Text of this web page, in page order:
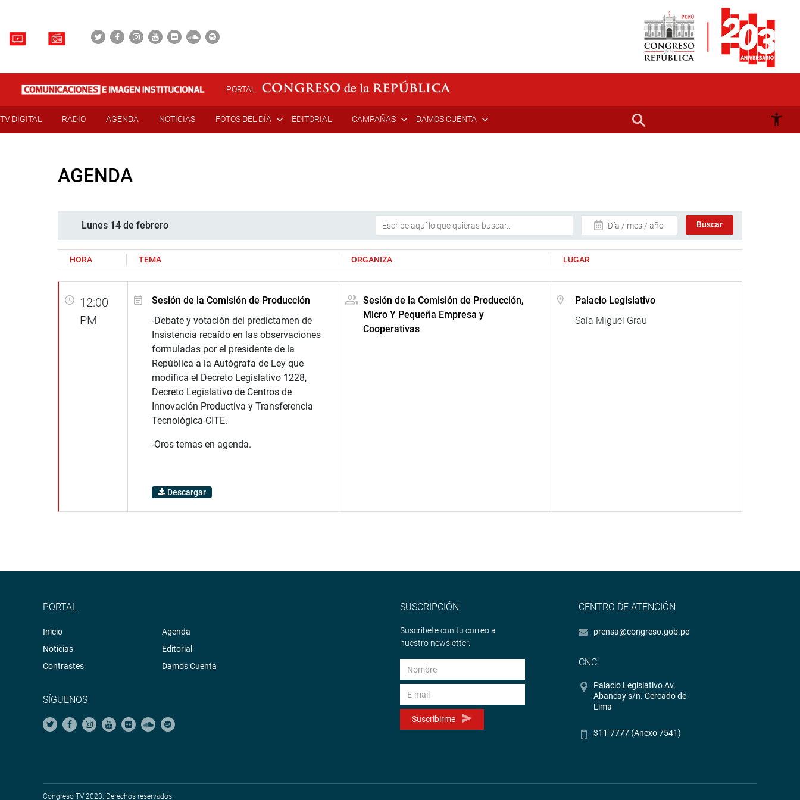
PORTAL
TV DIGITAL RADIO AGENDA NOTICIAS FOTOS DEL DÍA EDITORIAL CAMPAÑAS DAMOS CUENTA
AGENDA
Lunes 14 de febrero Día / mes / año
HORA TEMA ORGANIZA LUGAR
12:00
PM
Sesión de la Comisión de Producción
-Debate y votación del predictamen de
Insistencia recaído en las observaciones
formuladas por el presidente de la
República a la Autógrafa de Ley que
modifica el Decreto Legislativo 1228,
Decreto Legislativo de Centros de
Innovación Productiva y Transferencia
Tecnológica-CITE.
-Oros temas en agenda.
Descargar
Sesión de la Comisión de Producción,
Micro Y Pequeña Empresa y
Cooperativas
Palacio Legislativo
Sala Miguel Grau
PORTAL
Inicio
Noticias
Contrastes
Agenda
Editorial
Damos Cuenta
SÍGUENOS
SUSCRIPCIÓN
Suscríbete con tu correo a
nuestro newsletter.
Suscribirme
CENTRO DE ATENCIÓN
prensa@congreso.gob.pe
CNC
Palacio Legislativo Av.
Abancay s/n. Cercado de
Lima
311-7777 (Anexo 7541)
Congreso TV 2023. Derechos reservados.